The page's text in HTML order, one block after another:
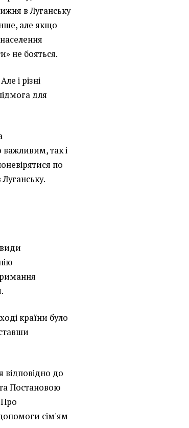
в Луганську
але якщо
не бояться.
і різні
для
важливим, так і
по
види
країни було
до
Постановою
сім'ям